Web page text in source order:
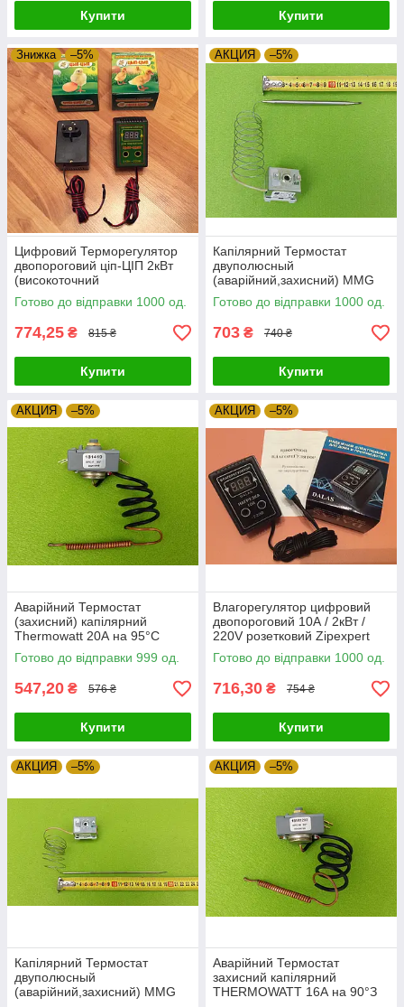
Купити Купити
Знижка –5%
Цифровий Терморегулятор
двопороговий ціп-ЦІП 2кВт
(високоточний
мікропроцесорний) під
розетку Україна Zipexpert
Готово до відправки 1000 од.
774,25 ₴ 815 ₴
Купити
АКЦИЯ –5%
Капілярний Термостат
двуполюсный
(аварійний,захисний) MMG
TC-1SB20PM / 110°С / T120 /
250V Угорщина Zipexpert
Готово до відправки 1000 од.
703 ₴ 740 ₴
Купити
АКЦИЯ –5%
Аварійний Термостат
(захисний) капілярний
Thermowatt 20А на 95°С
Італія Zipexpert
Готово до відправки 999 од.
547,20 ₴ 576 ₴
Купити
АКЦИЯ –5%
Влагорегулятор цифровий
двопороговий 10А / 2кВт /
220V розетковий Zipexpert
Готово до відправки 1000 од.
716,30 ₴ 754 ₴
Купити
АКЦИЯ –5%
Капілярний Термостат
двуполюсный
(аварійний,захисний) MMG
АКЦИЯ –5%
Аварійний Термостат
захисний капілярний
THERMOWATT 16А на 90°З